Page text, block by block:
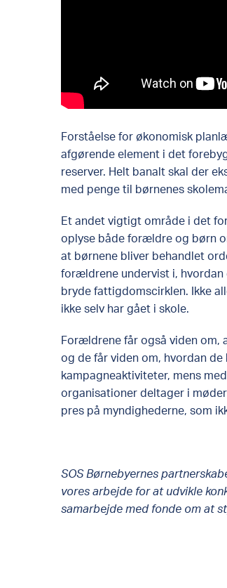
Forståelse for økonomisk
afgørende element i det
reserver. Helt banalt skal der
med penge til børnenes
Et andet vigtigt område i det
oplyse både forældre og børn
at børnene bliver behandlet
forældrene undervist i,
bryde fattigdomscirklen. Ikke
ikke selv har gået i skole.
Forældrene får også viden om,
og de får viden om, hvordan
kampagneaktiviteter, mens
organisationer deltager i
pres på myndighederne, som
SOS Børnebyernes
vores arbejde for at udvikle
samarbejde med fonde om at